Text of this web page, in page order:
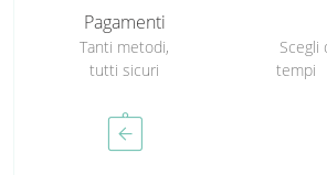
Pagamenti
Tanti metodi,
tutti sicuri
Scegli
tempi
assignment_return